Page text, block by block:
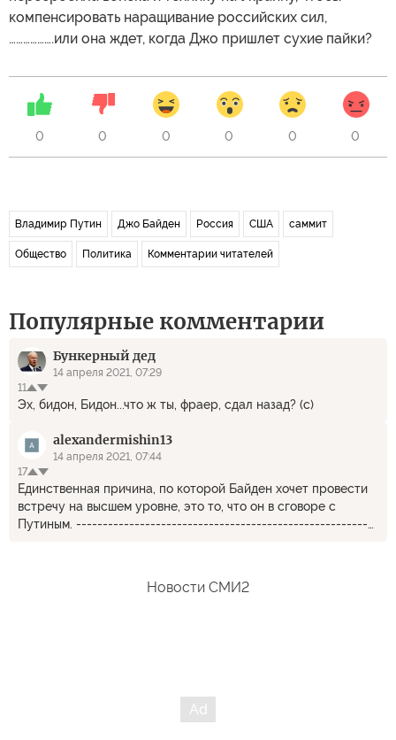
компенсировать наращивание российских сил,
……………….или она ждет, когда Джо пришлет сухие пайки?
0 0 0 0 0 0
Владимир Путин Джо Байден Россия США саммит
Общество Политика Комментарии читателей
Популярные комментарии
Бункерный дед
14 апреля 2021, 07:29
11
Эх, бидон, Бидон...что ж ты, фраер, сдал назад? (c)
alexandermishin13
14 апреля 2021, 07:44
17
Единственная причина, по которой Байден хочет провести
встречу на высшем уровне, это то, что он в сговоре с
Путиным. ---------------------------------------------------------
Новости СМИ2